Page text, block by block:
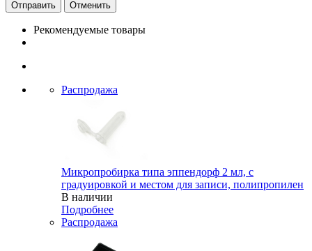
Отменить
Рекомендуемые товары
Распродажа
Микропробирка типа эппендорф 2 мл, с
градуировкой и местом для записи, полипропилен
В наличии
Подробнее
Распродажа